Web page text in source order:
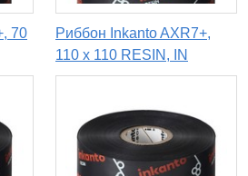
70
Риббон Inkanto AXR7+,
110 x 110 RESIN, IN